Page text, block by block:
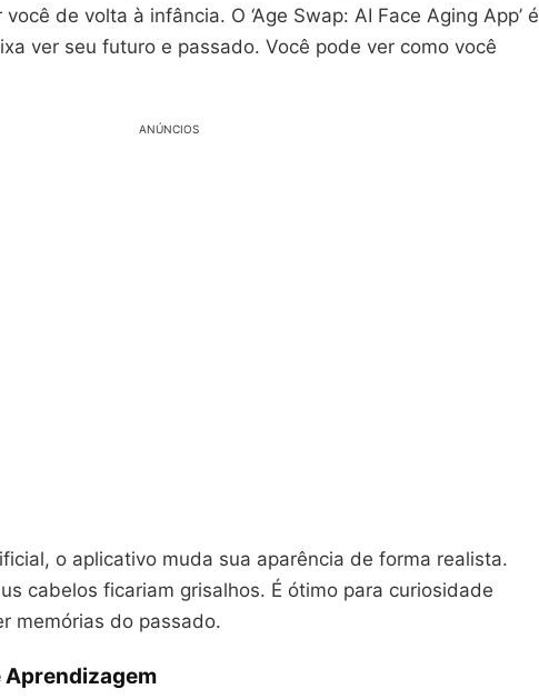
de volta à infância. O ‘Age Swap: AI Face Aging App’ é
ver seu futuro e passado. Você pode ver como você
ANÚNCIOS
o aplicativo muda sua aparência de forma realista.
cabelos ficariam grisalhos. É ótimo para curiosidade
memórias do passado.
Aprendizagem